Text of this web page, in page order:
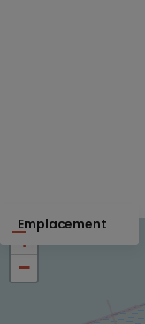
Emplacement
+
−